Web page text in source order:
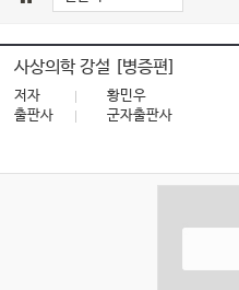
사상의학 강설 [병증편]
저자
황민우
출판사
군자출판사